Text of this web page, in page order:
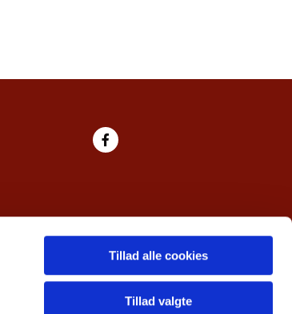
Tillad alle cookies
Tillad valgte